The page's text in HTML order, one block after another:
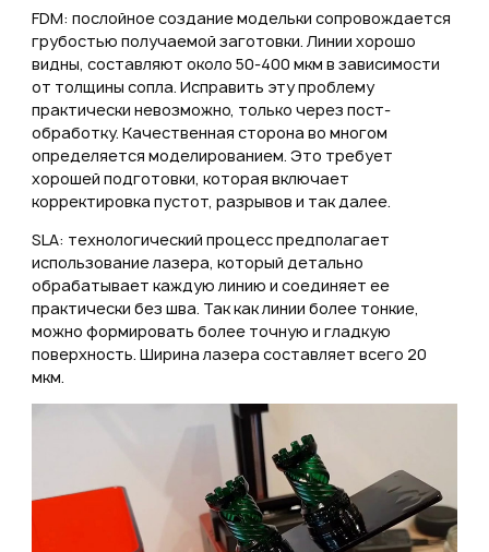
FDM: послойное создание модельки сопровождается
грубостью получаемой заготовки. Линии хорошо
видны, составляют около 50-400 мкм в зависимости
от толщины сопла. Исправить эту проблему
практически невозможно, только через пост-
обработку. Качественная сторона во многом
определяется моделированием. Это требует
хорошей подготовки, которая включает
корректировка пустот, разрывов и так далее.
SLA: технологический процесс предполагает
использование лазера, который детально
обрабатывает каждую линию и соединяет ее
практически без шва. Так как линии более тонкие,
можно формировать более точную и гладкую
поверхность. Ширина лазера составляет всего 20
мкм.